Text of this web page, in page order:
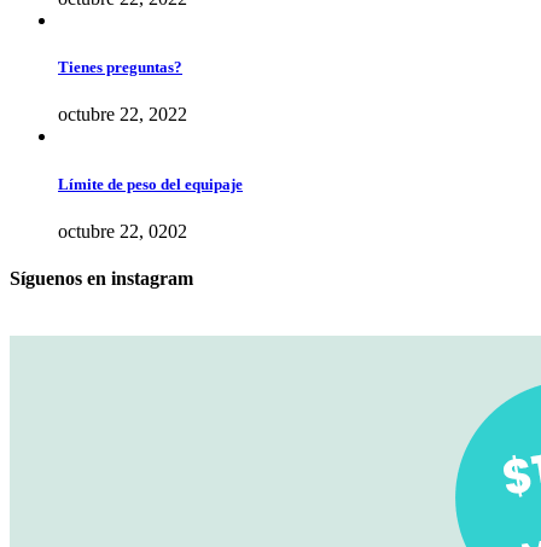
Tienes preguntas?
octubre 22, 2022
Límite de peso del equipaje
octubre 22, 0202
Síguenos en instagram